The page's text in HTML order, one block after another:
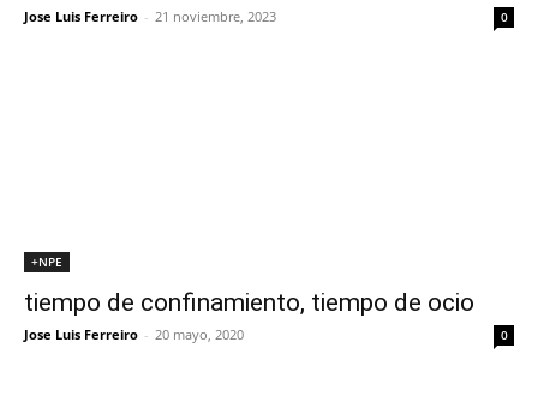
Jose Luis Ferreiro - 21 noviembre, 2023 0
+NPE
tiempo de confinamiento, tiempo de ocio
Jose Luis Ferreiro - 20 mayo, 2020 0